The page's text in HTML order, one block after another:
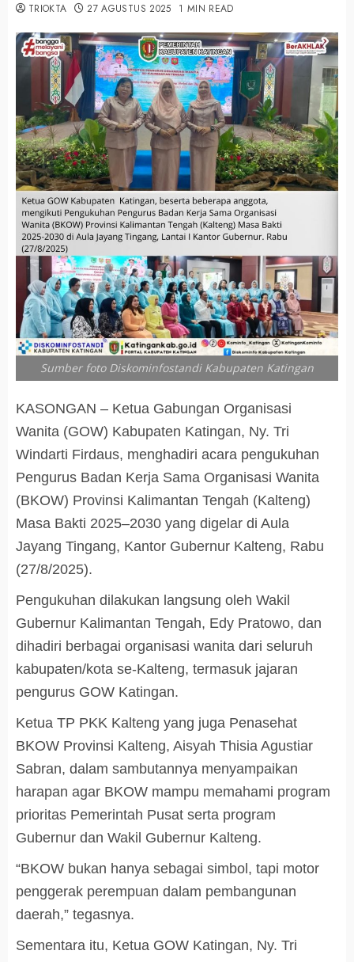
TRIOKTA 27 AGUSTUS 2025 1 MIN READ
Sumber foto Diskominfostandi Kabupaten Katingan
KASONGAN – Ketua Gabungan Organisasi
Wanita (GOW) Kabupaten Katingan, Ny. Tri
Windarti Firdaus, menghadiri acara pengukuhan
Pengurus Badan Kerja Sama Organisasi Wanita
(BKOW) Provinsi Kalimantan Tengah (Kalteng)
Masa Bakti 2025–2030 yang digelar di Aula
Jayang Tingang, Kantor Gubernur Kalteng, Rabu
(27/8/2025).
Pengukuhan dilakukan langsung oleh Wakil
Gubernur Kalimantan Tengah, Edy Pratowo, dan
dihadiri berbagai organisasi wanita dari seluruh
kabupaten/kota se-Kalteng, termasuk jajaran
pengurus GOW Katingan.
Ketua TP PKK Kalteng yang juga Penasehat
BKOW Provinsi Kalteng, Aisyah Thisia Agustiar
Sabran, dalam sambutannya menyampaikan
harapan agar BKOW mampu memahami program
prioritas Pemerintah Pusat serta program
Gubernur dan Wakil Gubernur Kalteng.
“BKOW bukan hanya sebagai simbol, tapi motor
penggerak perempuan dalam pembangunan
daerah,” tegasnya.
Sementara itu, Ketua GOW Katingan, Ny. Tri